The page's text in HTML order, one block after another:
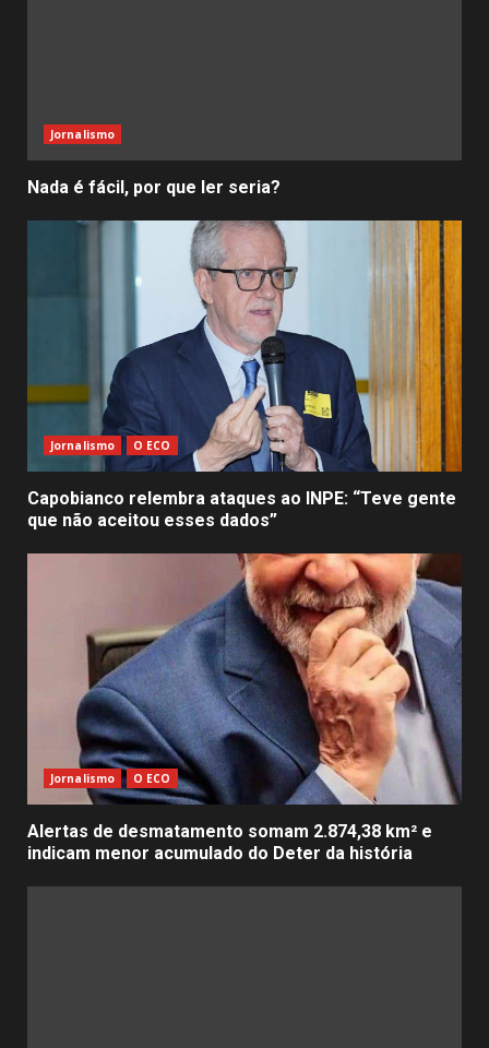
Jornalismo
Nada é fácil, por que ler seria?
Jornalismo O ECO
Capobianco relembra ataques ao INPE: “Teve gente
que não aceitou esses dados”
Jornalismo O ECO
Alertas de desmatamento somam 2.874,38 km² e
indicam menor acumulado do Deter da história